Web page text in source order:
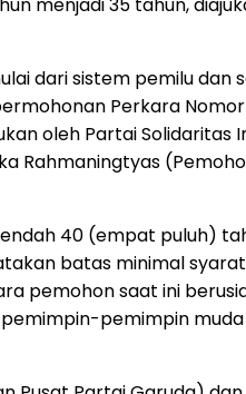
dari sistem pemilu dan
Perkara
oleh Partai Solidaritas
Rahmaningtyas
40 (empat puluh)
batas minimal
pemohon saat ini
pemimpin-pemimpin